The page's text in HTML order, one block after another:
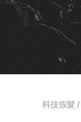
科技假髮 /